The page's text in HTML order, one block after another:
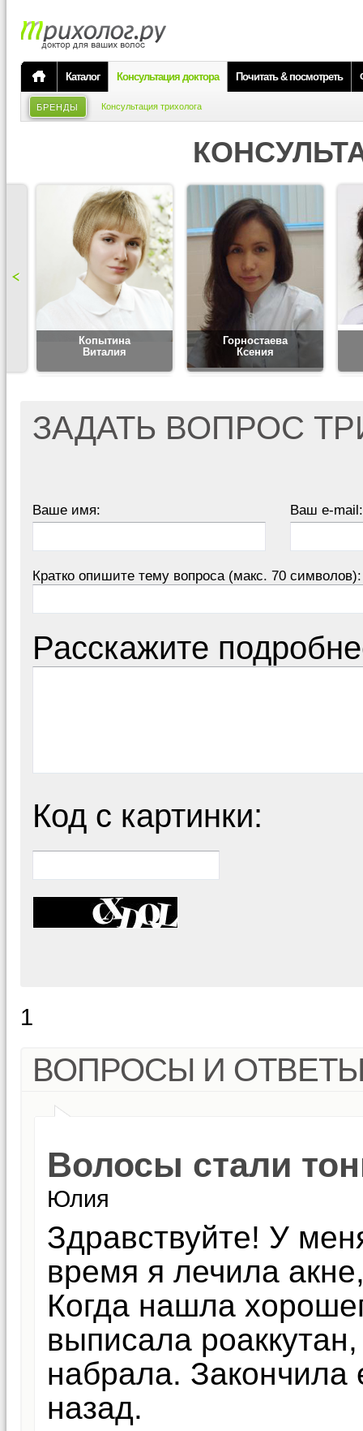
Каталог Консультация доктора Почитать & посмотреть
БРЕНДЫ Консультация трихолога
Копытина
Виталия
Горностаева
Ксения
ЗАДАТЬ ВОПРОС
Ваше имя: Ваш e-mail:
Кратко опишите тему вопроса (макс. 70 символов):
Расскажите
Код с картинки:
1
ВОПРОСЫ И
Волосы стали
Юлия
Здравствуйте! У
время я лечила
Когда нашла
выписала
набрала. Закончила
назад.